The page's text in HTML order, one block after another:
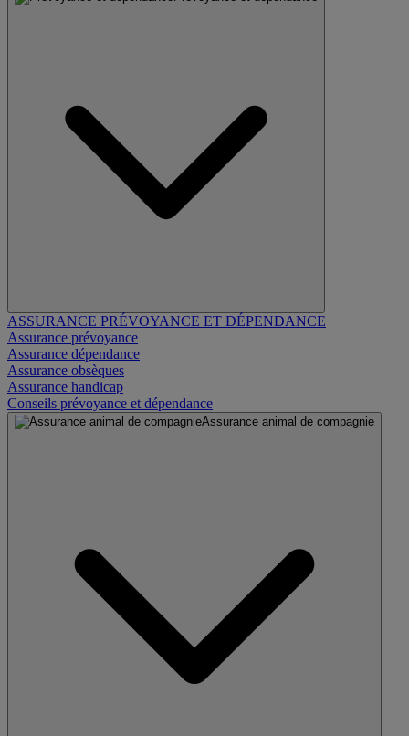
ASSURANCE PRÉVOYANCE ET DÉPENDANCE
Assurance prévoyance
Assurance dépendance
Assurance obsèques
Assurance handicap
Conseils prévoyance et dépendance
Assurance animal de compagnie